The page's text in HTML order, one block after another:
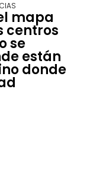
mapa
centros
se
están
donde